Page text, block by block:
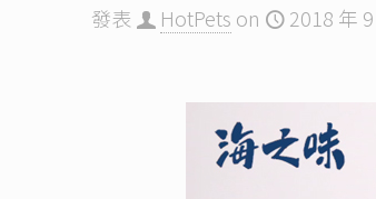
發表 HotPets on 2018 年